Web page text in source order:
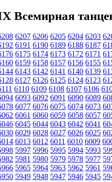
Всемирная
6207 6206 6205 6204 6203
6191 6190 6189 6188 6187
6175 6174 6173 6172 6171
6159 6158 6157 6156 6155
6143 6142 6141 6140 6139
6127 6126 6125 6124 6123
6110 6109 6108 6107 6106
6093 6092 6091 6090 6089
6077 6076 6075 6074 6073
6061 6060 6059 6058 6057
6045 6044 6043 6042 6041
6029 6028 6027 6026 6025
6013 6012 6011 6010 6009
5997 5996 5995 5994 5993
5981 5980 5979 5978 5977
5965 5964 5963 5962 5961
5949 5948 5947 5946 5945